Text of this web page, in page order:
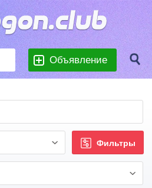
Объявление
Фильтры